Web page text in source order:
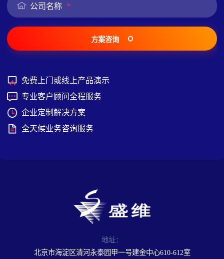
公司名称 *
方案咨询
免费上门或线上产品演示
专业客户顾问全程服务
企业定制解决方案
全天候业务咨询服务
地址：
北京市海淀区清河永泰园甲一号建金中心610-612室